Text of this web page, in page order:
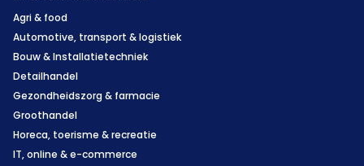
Agri & food
Automotive, transport & logistiek
Bouw & Installatietechniek
Detailhandel
Gezondheidszorg & farmacie
Groothandel
Horeca, toerisme & recreatie
IT, online & e-commerce